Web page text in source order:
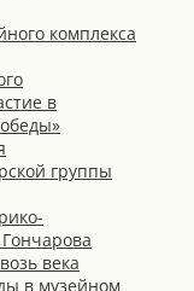
комплекса
в
группы
века
в музейном